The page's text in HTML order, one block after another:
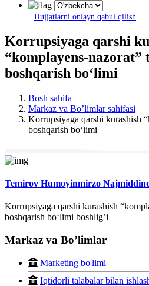
Hujjatlarni onlayn qabul qilish
Korrupsiyaga qarshi
“komplayens-
boshqarish bo‘limi
Bosh sahifa
Markaz va Boʼlimlar sahifasi
Korrupsiyaga qarshi kurashish
boshqarish bo‘limi
Temirov Humoyinmirzo
Korrupsiyaga qarshi kurashish
boshqarish bo‘limi boshligʼi
Markaz va Boʼlimlar
Marketing bo'limi
Iqtidorli talabalar bilan